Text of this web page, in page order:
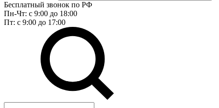
Бесплатный звонок по РФ
Пн-Чт: с 9:00 до 18:00
Пт: с 9:00 до 17:00